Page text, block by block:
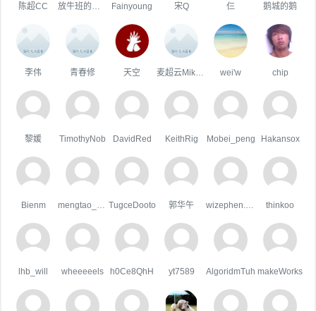
陈超CC Fainyoung 宋Q 仨 鹅城的鹅
李伟 青春修 天空 wei'w chip
黎媛 TimothyNob DavidRed KeithRig Mobei_peng Hakansox
Bienm TugceDooto 郭华午 thinkoo
lhb_will wheeeeels h0Ce8QhH yt7589 AlgoridmTuh makeWorks